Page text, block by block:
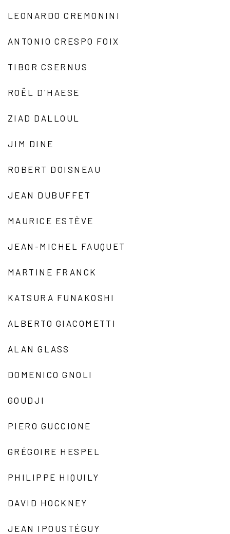
LEONARDO CREMONINI
ANTONIO CRESPO FOIX
TIBOR CSERNUS
ROËL D'HAESE
ZIAD DALLOUL
JIM DINE
ROBERT DOISNEAU
JEAN DUBUFFET
MAURICE ESTÈVE
JEAN-MICHEL FAUQUET
MARTINE FRANCK
KATSURA FUNAKOSHI
ALBERTO GIACOMETTI
ALAN GLASS
DOMENICO GNOLI
GOUDJI
PIERO GUCCIONE
GRÉGOIRE HESPEL
PHILIPPE HIQUILY
DAVID HOCKNEY
JEAN IPOUSTÉGUY